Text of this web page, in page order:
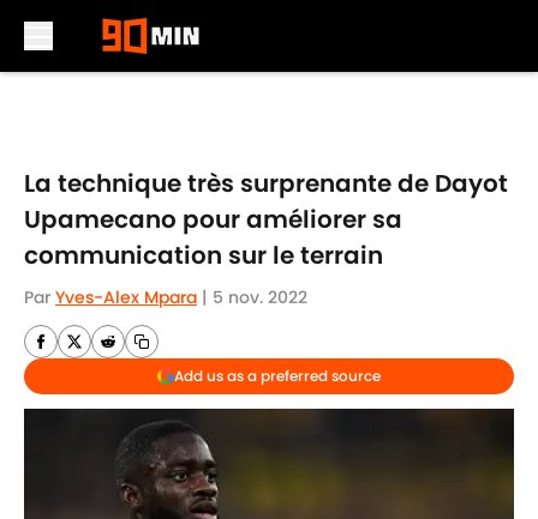
La technique très surprenante de Dayot
Upamecano pour améliorer sa
communication sur le terrain
Par Yves-Alex Mpara | 5 nov. 2022
Add us as a preferred source